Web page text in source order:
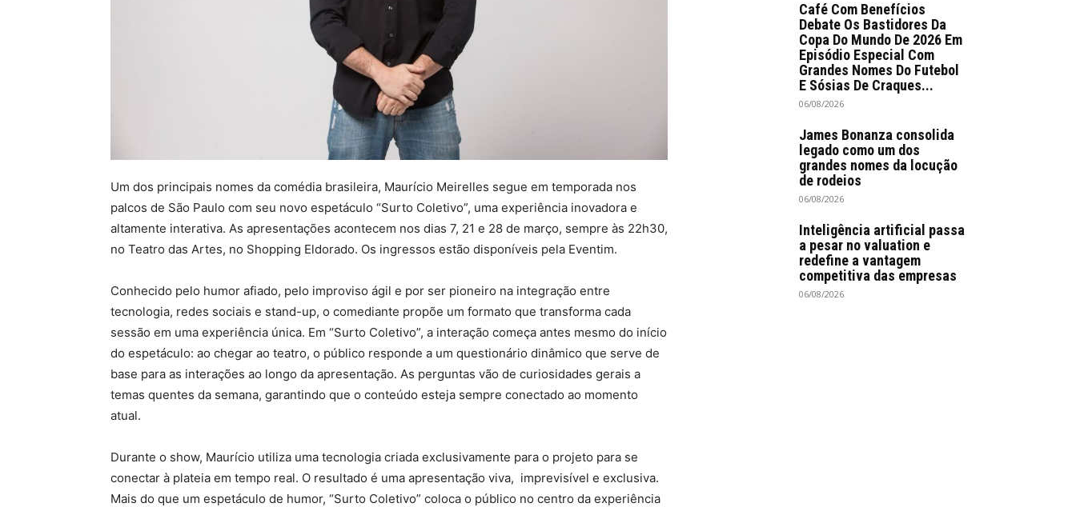
Um dos principais nomes da comédia brasileira, Maurício Meirelles segue em temporada nos
palcos de São Paulo com seu novo espetáculo “Surto Coletivo”, uma experiência inovadora e
altamente interativa. As apresentações acontecem nos dias 7, 21 e 28 de março, sempre às 22h30,
no Teatro das Artes, no Shopping Eldorado. Os ingressos estão disponíveis pela Eventim.
Conhecido pelo humor afiado, pelo improviso ágil e por ser pioneiro na integração entre
tecnologia, redes sociais e stand-up, o comediante propõe um formato que transforma cada
sessão em uma experiência única. Em “Surto Coletivo”, a interação começa antes mesmo do início
do espetáculo: ao chegar ao teatro, o público responde a um questionário dinâmico que serve de
base para as interações ao longo da apresentação. As perguntas vão de curiosidades gerais a
temas quentes da semana, garantindo que o conteúdo esteja sempre conectado ao momento
atual.
Durante o show, Maurício utiliza uma tecnologia criada exclusivamente para o projeto para se
conectar à plateia em tempo real. O resultado é uma apresentação viva, imprevisível e exclusiva.
Mais do que um espetáculo de humor, “Surto Coletivo” coloca o público no centro da experiência
Café Com Benefícios
Debate Os Bastidores Da
Copa Do Mundo De 2026 Em
Episódio Especial Com
Grandes Nomes Do Futebol
E Sósias De Craques...
06/08/2026
James Bonanza consolida
legado como um dos
grandes nomes da locução
de rodeios
06/08/2026
Inteligência artificial passa
a pesar no valuation e
redefine a vantagem
competitiva das empresas
06/08/2026